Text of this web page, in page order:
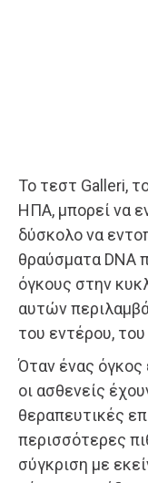
Το τεστ Galleri,
ΗΠΑ, μπορεί να
δύσκολο να
θραύσματα DNA
όγκους στην
αυτών
του εντέρου,
Όταν ένας όγκος
οι ασθενείς
θεραπευτικές
περισσότερες
σύγκριση με